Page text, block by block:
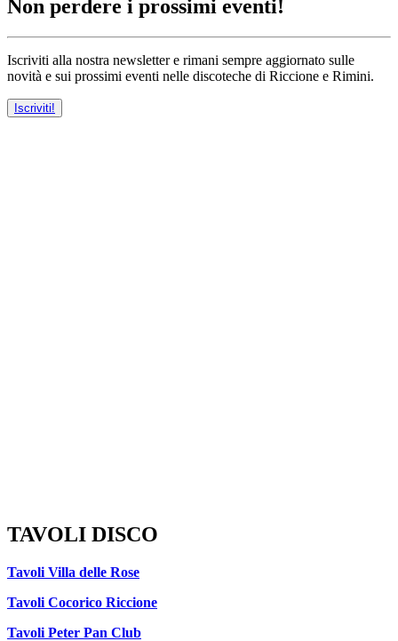
Non perdere i prossimi eventi!
Iscriviti alla nostra newsletter e rimani sempre aggiornato sulle
novità e sui prossimi eventi nelle discoteche di Riccione e Rimini.
Iscriviti!
TAVOLI DISCO
Tavoli Villa delle Rose
Tavoli Cocorico Riccione
Tavoli Peter Pan Club